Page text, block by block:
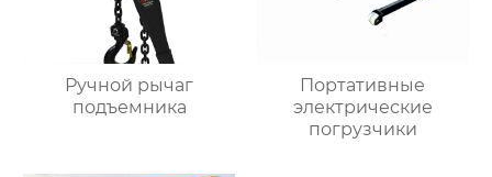
Ручной рычаг
подъемника
Портативные
электрические
погрузчики